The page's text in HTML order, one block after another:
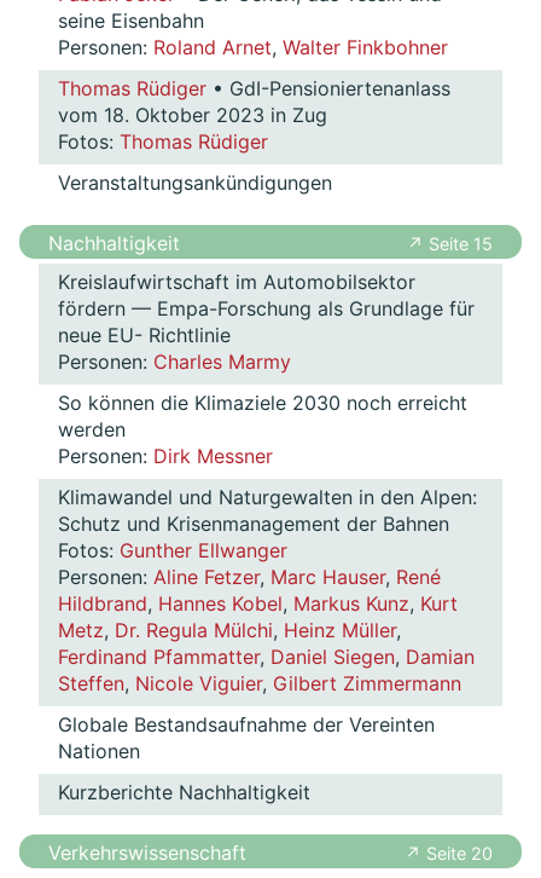
seine Eisenbahn
Personen: Roland Arnet, Walter Finkbohner
Thomas Rüdiger • GdI-Pensioniertenanlass
vom 18. Oktober 2023 in Zug
Fotos: Thomas Rüdiger
Veranstaltungsankündigungen
Nachhaltigkeit ↗ Seite 15
Kreislaufwirtschaft im Automobilsektor
fördern — Empa-Forschung als Grundlage für
neue EU- Richtlinie
Personen: Charles Marmy
So können die Klimaziele 2030 noch erreicht
werden
Personen: Dirk Messner
Klimawandel und Naturgewalten in den Alpen:
Schutz und Krisenmanagement der Bahnen
Fotos: Gunther Ellwanger
Personen: Aline Fetzer, Marc Hauser, René
Hildbrand, Hannes Kobel, Markus Kunz, Kurt
Metz, Dr. Regula Mülchi, Heinz Müller,
Ferdinand Pfammatter, Daniel Siegen, Damian
Steffen, Nicole Viguier, Gilbert Zimmermann
Globale Bestandsaufnahme der Vereinten
Nationen
Kurzberichte Nachhaltigkeit
Verkehrswissenschaft ↗ Seite 20